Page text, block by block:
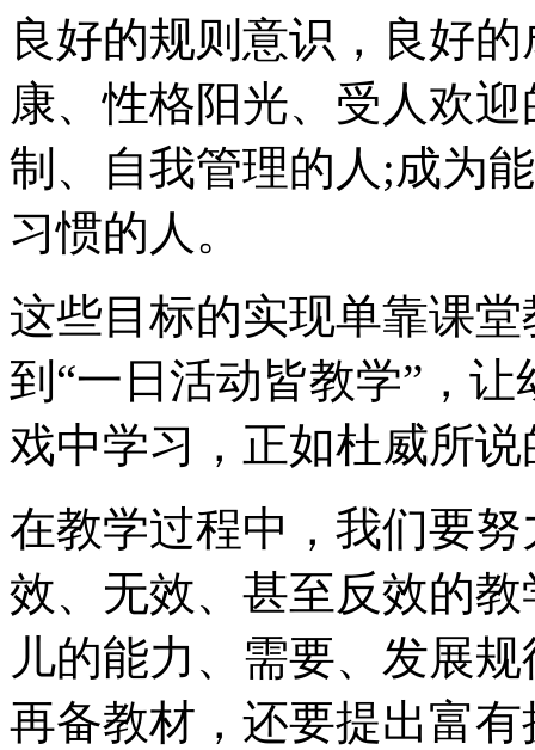
良好的规则意识，良好
康、性格阳光、受人欢
制、自我管理的人;成为
习惯的人。
这些目标的实现单靠课
到“一日活动皆教学”，
戏中学习，正如杜威所
在教学过程中，我们要
效、无效、甚至反效的
儿的能力、需要、发展
再备教材，还要提出富